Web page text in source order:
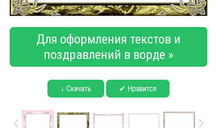
Для оформления текстов и
поздравлений в ворде »
↓ Скачать ✔ Нравится